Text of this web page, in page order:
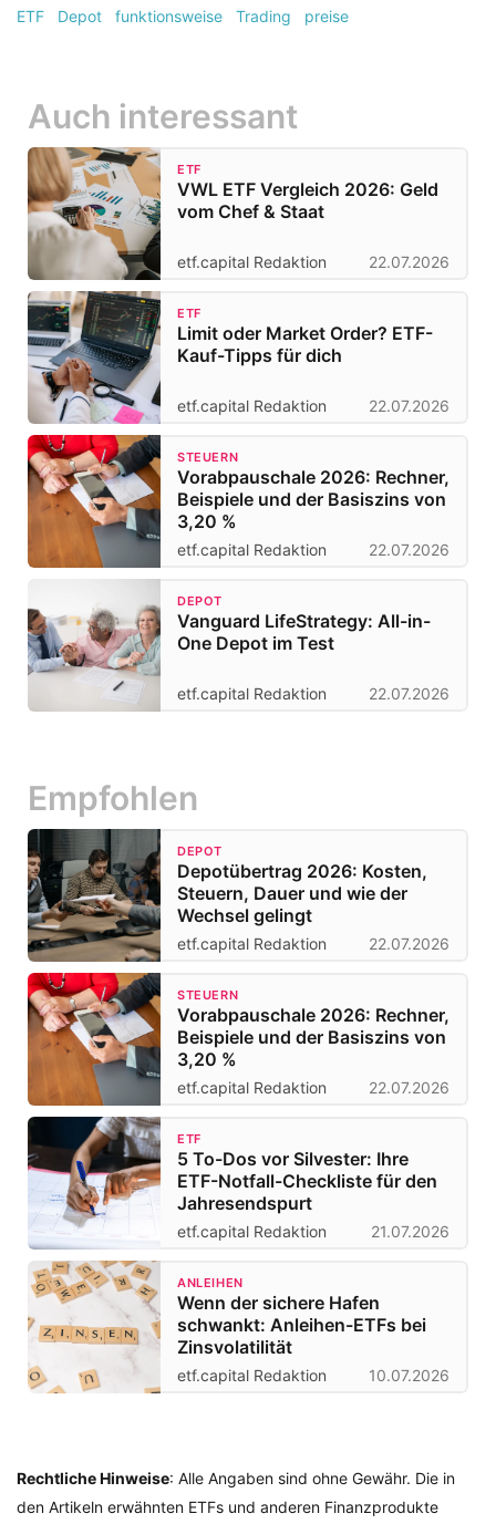
ETF
Depot funktionsweise Trading preise
Auch interessant
ETF
VWL ETF Vergleich 2026: Geld
vom Chef & Staat
etf.capital Redaktion 22.07.2026
ETF
Limit oder Market Order? ETF-
Kauf-Tipps für dich
etf.capital Redaktion 22.07.2026
STEUERN
Vorabpauschale 2026: Rechner,
Beispiele und der Basiszins von
3,20 %
etf.capital Redaktion 22.07.2026
DEPOT
Vanguard LifeStrategy: All-in-
One Depot im Test
etf.capital Redaktion 22.07.2026
Empfohlen
DEPOT
Depotübertrag 2026: Kosten,
Steuern, Dauer und wie der
Wechsel gelingt
etf.capital Redaktion 22.07.2026
STEUERN
Vorabpauschale 2026: Rechner,
Beispiele und der Basiszins von
3,20 %
etf.capital Redaktion 22.07.2026
ETF
5 To-Dos vor Silvester: Ihre
ETF-Notfall-Checkliste für den
Jahresendspurt
etf.capital Redaktion 21.07.2026
ANLEIHEN
Wenn der sichere Hafen
schwankt: Anleihen-ETFs bei
Zinsvolatilität
etf.capital Redaktion 10.07.2026
Rechtliche Hinweise: Alle Angaben sind ohne Gewähr. Die in
den Artikeln erwähnten ETFs und anderen Finanzprodukte